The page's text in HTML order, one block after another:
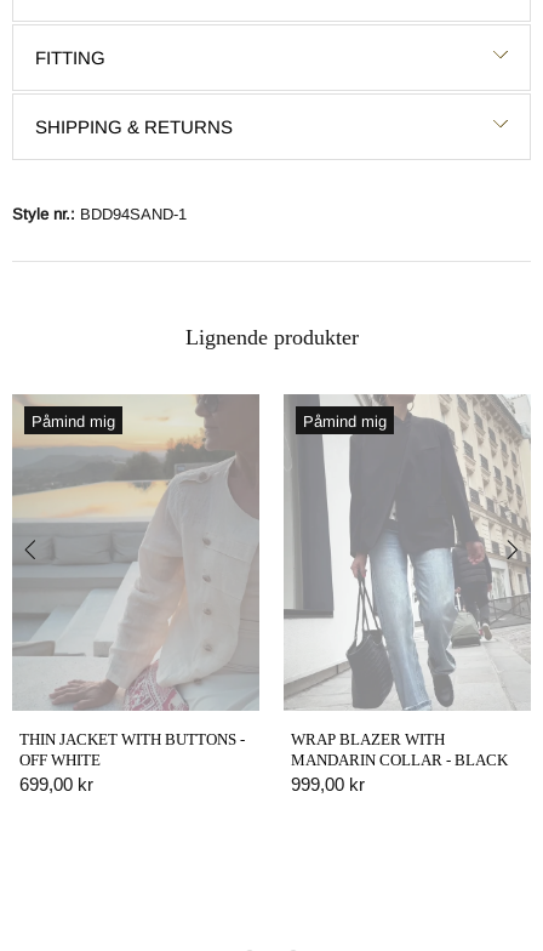
FITTING
SHIPPING & RETURNS
Style nr.: BDD94SAND-1
Lignende produkter
Påmind mig
THIN JACKET WITH BUTTONS -
OFF WHITE
699,00 kr
Påmind mig
WRAP BLAZER WITH
MANDARIN COLLAR - BLACK
999,00 kr